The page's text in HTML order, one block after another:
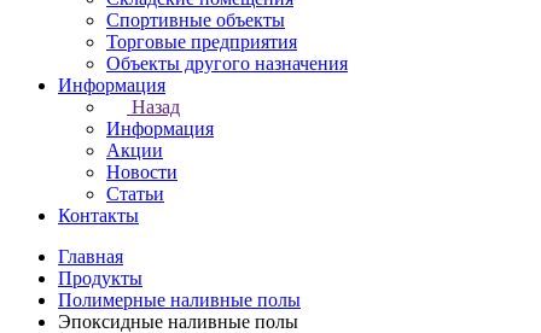
Спортивные объекты
Торговые предприятия
Объекты другого назначения
Информация
Назад
Информация
Акции
Новости
Статьи
Контакты
Главная
Продукты
Полимерные наливные полы
Эпоксидные наливные полы